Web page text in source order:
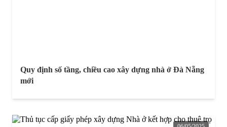
Quy định số tầng, chiều cao xây dựng nhà ở Đà Nẵng
mới